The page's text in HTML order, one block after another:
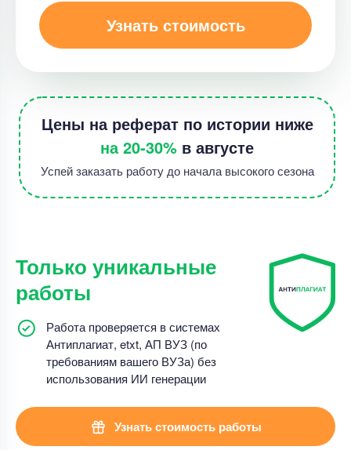
Узнать стоимость
Цены на реферат по истории ниже
на 20-30% в августе
Успей заказать работу до начала высокого сезона
Только уникальные
работы
Работа проверяется в системах
Антиплагиат, etxt, АП ВУЗ (по
требованиям вашего ВУЗа) без
использования ИИ генерации
Узнать стоимость работы